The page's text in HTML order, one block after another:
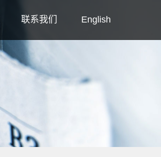
联系我们 English